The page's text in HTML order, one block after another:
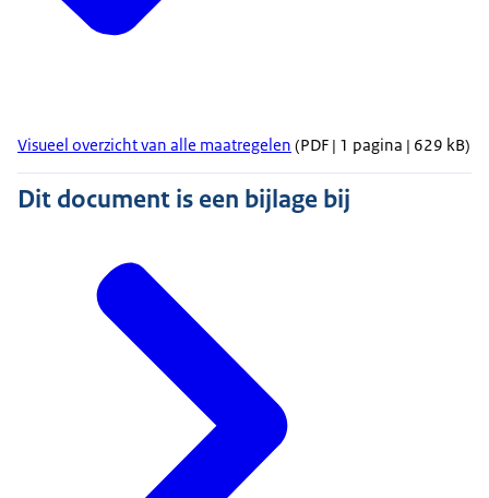
Visueel overzicht van alle maatregelen (PDF | 1 pagina | 629 kB)
Dit document is een bijlage bij